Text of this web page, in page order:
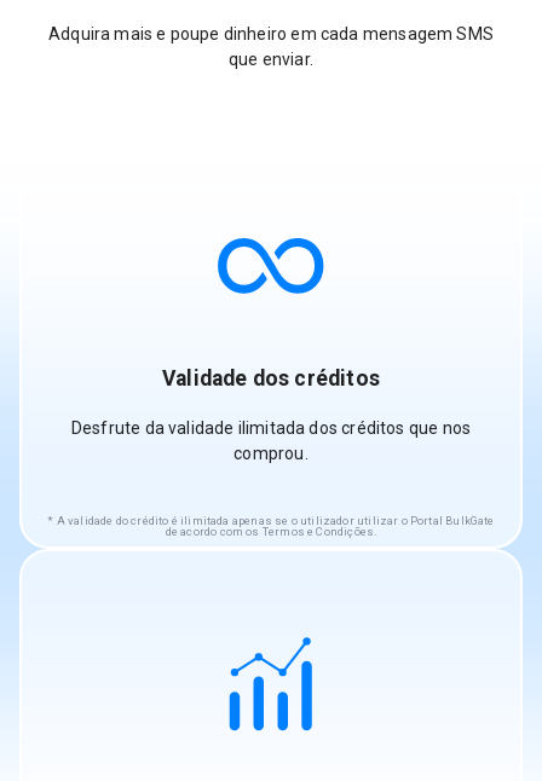
Adquira mais e poupe dinheiro em cada mensagem SMS
que enviar.
Validade dos créditos
Desfrute da validade ilimitada dos créditos que nos
comprou.
A validade do crédito é ilimitada apenas se o utilizador utilizar o Portal BulkGate
de acordo com os Termos e Condições.